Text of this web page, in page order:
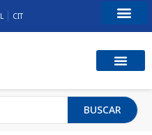
CIT
BUSCAR